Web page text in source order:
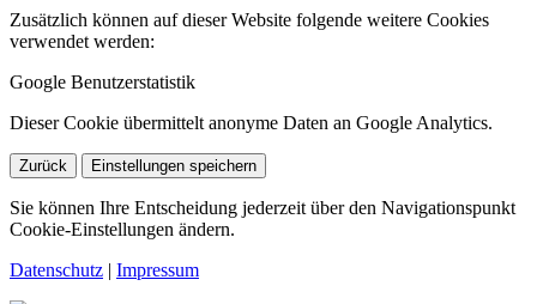
Zusätzlich können auf dieser Website folgende weitere Cookies
verwendet werden:
Google Benutzerstatistik
Dieser Cookie übermittelt anonyme Daten an Google Analytics.
Zurück Einstellungen speichern
Sie können Ihre Entscheidung jederzeit über den Navigationspunkt
Cookie-Einstellungen ändern.
Datenschutz | Impressum